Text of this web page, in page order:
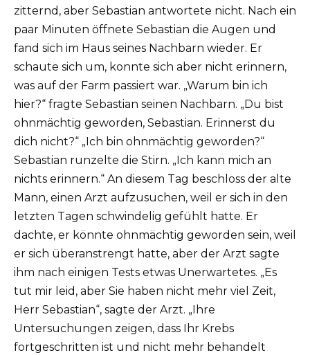
zitternd, aber Sebastian antwortete nicht. Nach ein
paar Minuten öffnete Sebastian die Augen und
fand sich im Haus seines Nachbarn wieder. Er
schaute sich um, konnte sich aber nicht erinnern,
was auf der Farm passiert war. „Warum bin ich
hier?“ fragte Sebastian seinen Nachbarn. „Du bist
ohnmächtig geworden, Sebastian. Erinnerst du
dich nicht?“ „Ich bin ohnmächtig geworden?“
Sebastian runzelte die Stirn. „Ich kann mich an
nichts erinnern.“ An diesem Tag beschloss der alte
Mann, einen Arzt aufzusuchen, weil er sich in den
letzten Tagen schwindelig gefühlt hatte. Er
dachte, er könnte ohnmächtig geworden sein, weil
er sich überanstrengt hatte, aber der Arzt sagte
ihm nach einigen Tests etwas Unerwartetes. „Es
tut mir leid, aber Sie haben nicht mehr viel Zeit,
Herr Sebastian“, sagte der Arzt. „Ihre
Untersuchungen zeigen, dass Ihr Krebs
fortgeschritten ist und nicht mehr behandelt